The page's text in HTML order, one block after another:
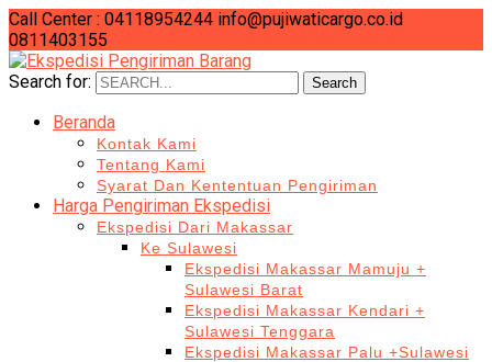
Call Center : 04118954244 info@pujiwaticargo.co.id
0811403155
Search for:
Search
Beranda
Kontak Kami
Tentang Kami
Syarat Dan Kententuan Pengiriman
Harga Pengiriman Ekspedisi
Ekspedisi Dari Makassar
Ke Sulawesi
Ekspedisi Makassar Mamuju +
Sulawesi Barat
Ekspedisi Makassar Kendari +
Sulawesi Tenggara
Ekspedisi Makassar Palu +Sulawesi